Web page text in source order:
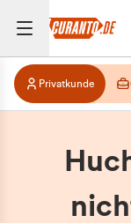
Privatkunde